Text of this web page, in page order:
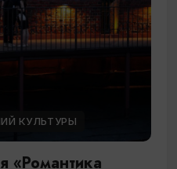
КУЛЬТУРЫ
«Романтика